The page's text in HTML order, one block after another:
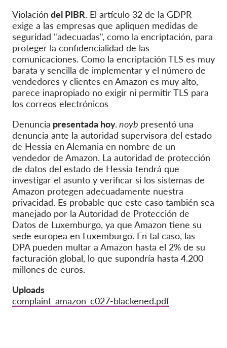
Violación del PIBR. El artículo 32 de la GDPR
exige a las empresas que apliquen medidas de
seguridad "adecuadas", como la encriptación, para
proteger la confidencialidad de las
comunicaciones. Como la encriptación TLS es muy
barata y sencilla de implementar y el número de
vendedores y clientes en Amazon es muy alto,
parece inapropiado no exigir ni permitir TLS para
los correos electrónicos
Denuncia presentada hoy.noyb presentó una
denuncia ante la autoridad supervisora del estado
de Hessia en Alemania en nombre de un
vendedor de Amazon. La autoridad de protección
de datos del estado de Hessia tendrá que
investigar el asunto y verificar si los sistemas de
Amazon protegen adecuadamente nuestra
privacidad. Es probable que este caso también sea
manejado por la Autoridad de Protección de
Datos de Luxemburgo, ya que Amazon tiene su
sede europea en Luxemburgo. En tal caso, las
DPA pueden multar a Amazon hasta el 2% de su
facturación global, lo que supondría hasta 4.200
millones de euros.
Uploads
complaint_amazon_c027-blackened.pdf